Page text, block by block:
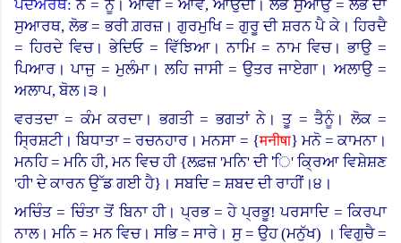
ਪਦਅਰਥ: ਨੋ = ਨੂੰ। ਆਵੀ = ਆਵੈ, ਆਉਂਦੀ। ਲੋਭ ਸੁਆਉ = ਲੋਭ ਦਾ
ਸੁਆਰਥ, ਲੋਭ = ਭਰੀ ਗ਼ਰਜ਼। ਗੁਰਮੁਖਿ = ਗੁਰੂ ਦੀ ਸ਼ਰਨ ਪੈ ਕੇ। ਹਿਰਦੈ
= ਹਿਰਦੇ ਵਿਚ।ਭੇਦਿਓ = ਵਿੱਝਿਆ।ਨਾਮਿ = ਨਾਮ ਵਿਚ।ਭਾਉ =
ਪਿਆਰ।ਪਾਜੁ = ਮੁਲੰਮਾ।ਲਹਿ ਜਾਸੀ = ਉਤਰ ਜਾਏਗਾ। ਅਲਾਉ =
ਅਲਾਪ, ਬੋਲ।੩।
ਵਰਤਦਾ = ਕੰਮ ਕਰਦਾ। ਭਗਤੀ = ਭਗਤਾਂ ਨੇ। ਤੂ = ਤੈਨੂੰ। ਲੋਕ =
ਸ੍ਰਿਸ਼ਟੀ। ਬਿਧਾਤਾ = ਰਚਨਹਾਰ। ਮਨਸਾ= {मनीषा}ਮਨੋ = ਕਾਮਨਾ।
ਮਨਹਿ = ਮਨਿ ਹੀ, ਮਨ ਵਿਚ ਹੀ {ਲਫ਼ਜ਼ 'ਮਨਿ'ਦੀ 'ਿ' ਕ੍ਰਿਆ ਵਿਸ਼ੇਸ਼ਣ
'ਹੀ'ਦੇ ਕਾਰਨ ਉੱਡ ਗਈ ਹੈ} ।ਸਬਦਿ = ਸ਼ਬਦ ਦੀ ਰਾਹੀਂ।੪।
ਅਚਿੰਤ = ਚਿੰਤਾ ਤੋਂ ਬਿਨਾ ਹੀ। ਪ੍ਰਭ = ਹੇ ਪ੍ਰਭੂ! ਪਰਸਾਦਿ = ਕਿਰਪਾ
ਨਾਲ। ਮਨਿ = ਮਨ ਵਿਚ। ਸਭਿ = ਸਾਰੇ। ਸੁ = ਉਹ (ਮਨੁੱਖ) । ਵਿਗੁਚੈ =